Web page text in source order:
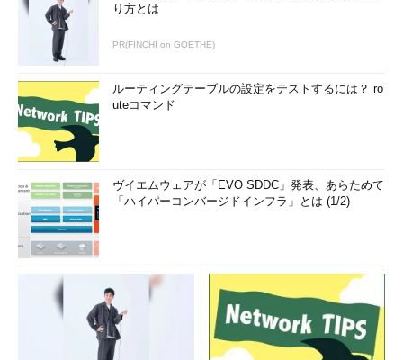
り方とは
PR(FINCHI on GOETHE)
ルーティングテーブルの設定をテストするには？ ro
uteコマンド
ヴイエムウェアが「EVO SDDC」発表、あらためて
「ハイパーコンバージドインフラ」とは (1/2)